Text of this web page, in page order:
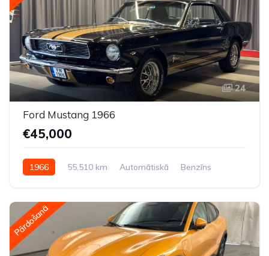
24
Ford Mustang 1966
€45,000
1966 55,510 km Automātiskā
Benzīns
Pārdošanā